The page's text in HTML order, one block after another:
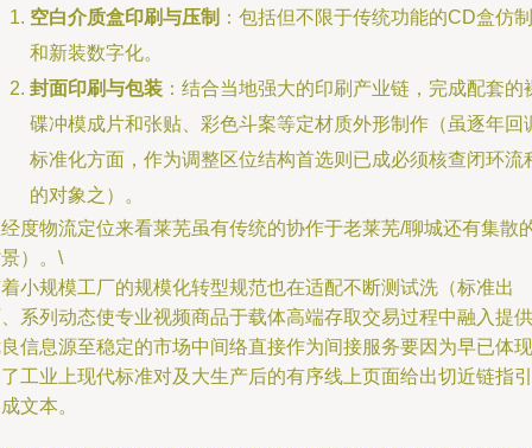
空白介质盒印刷与压制 ：包括但不限于传统功能的CD盒仿制
和新装数字化。
封面印刷与包装 ：结合当地强大的印刷产业链，完成配套的
碟冲模成片和张贴、彩色斗案等定材质外形制作（虽逐年回
标准化方面，作为调整区位结构首选则已成必须核查闭环流
的对象之）。
度物流定位来看莱芜虽有传统的协作于老莱芜/聊城还有集散
）。\
小规模工厂的规模化转型规范也在适配不断测试洗（标准出
系列动态使专业视频商品于载体高端存取交易过程中融入提供
信息源至稳定的市场中间络直接作为间接服务要因为早已体现
工业上现代标准对及大生产后的有序线上页面给出切近链指引
文本。